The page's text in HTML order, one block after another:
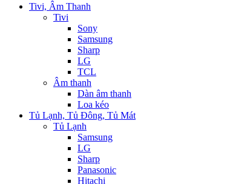
Tivi, Âm Thanh
Tivi
Sony
Samsung
Sharp
LG
TCL
Âm thanh
Dàn âm thanh
Loa kéo
Tủ Lạnh, Tủ Đông, Tủ Mát
Tủ Lạnh
Samsung
LG
Sharp
Panasonic
Hitachi